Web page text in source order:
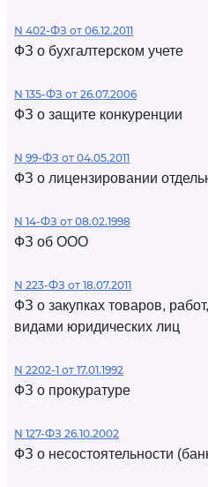
N 402-ФЗ от 06.12.2011
ФЗ о бухгалтерском учете
N 135-ФЗ от 26.07.2006
ФЗ о защите конкуренции
N 99-ФЗ от 04.05.2011
ФЗ о лицензировании
N 14-ФЗ от 08.02.1998
ФЗ об ООО
N 223-ФЗ от 18.07.2011
ФЗ о закупках товаров,
видами юридических лиц
N 2202-1 от 17.01.1992
ФЗ о прокуратуре
N 127-ФЗ 26.10.2002
ФЗ о несостоятельности